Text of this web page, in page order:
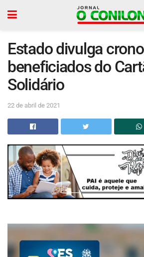
Estado divulga
beneficiados do
Solidário
22 de abril de 2021